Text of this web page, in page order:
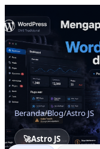
Beranda/Blog/Astro JS
🚀Astro JS